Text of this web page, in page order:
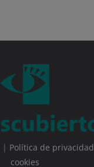
| Política de privacidad
cookies